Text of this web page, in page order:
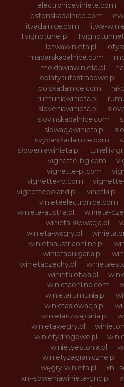
electroniceviniete.com
estonskadalnice.com
litvadalnice.com
litwa-
livignotunel.pl
lotwawinieta.pl
madarskadalnice.com
moldawiawinieta.pl
oplatyautostradowe.pl
polskadalnice.com
rumuniawinieta.pl
sloveniawinieta.pl
slovinskadalnice.com
slowacjawinieta.pl
svycarskadalnice.com
słoweniawinieta.pl
vignette-bg.com
vignette-pl.com
vignette-ro.com
vignettepoland.pl
vinetki.pl
vinieteelectronice.com
winieta-austria.pl
winieta-
winieta-słowacja.pl
winieta-węgry.pl
winietaaustriaonline.pl
winietabulgaria.pl
winietaczechy.pl
winietalotwa.pl
winietaonline.com
winietarumunia.pl
winietaslowacja.pl
winietaszwajcaria.pl
winietawegry.pl
winietydrogowe.pl
winietyestonia.pl
winietyzagraniczne.pl
węgry-winieta.pl
xn--
xn--soweniawinieta-gnc.pl